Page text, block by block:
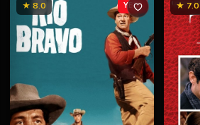
★ 8.0 YENİ ★ 7.0